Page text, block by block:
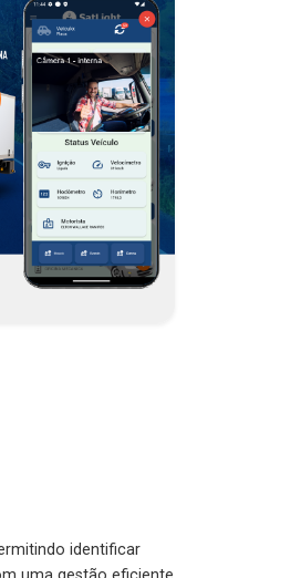
identificar
uma gestão eficiente